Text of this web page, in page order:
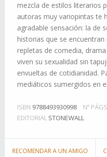
mezcla de estilos literarios
autoras muy variopintas te
agradable sensación: la de
historias que se
repletas de comedia,
viven su sexualidad sin
envueltas de cotidianidad.
mediáticos sumergidos en
ISBN 9788493930998 Nº PÁGS
EDITORIAL STONEWALL
RECOMENDAR A UN AMIGO